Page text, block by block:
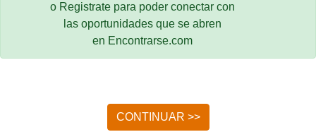
o Registrate para poder conectar con
las oportunidades que se abren
en Encontrarse.com
CONTINUAR >>